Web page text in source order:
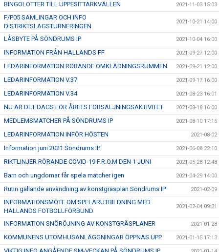
BINGOLOTTER TILL UPPESITTARKVÄLLEN 2021-11-03 15:03
F/P05 SAMLINGAR OCH INFO
DISTRIKTSLAGSTURNERINGEN
2021-10-21 14:00
LÅSBYTE PÅ SÖNDRUMS IP 2021-10-04 16:00
INFORMATION FRÅN HALLANDS FF 2021-09-27 12:00
LEDARINFORMATION RÖRANDE OMKLÄDNINGSRUMMEN 2021-09-21 12:00
LEDARINFORMATION V.37 2021-09-17 16:00
LEDARINFORMATION V.34 2021-08-23 16:01
NU ÄR DET DAGS FÖR ÅRETS FÖRSÄLJNINGSAKTIVITET 2021-08-18 16:00
MEDLEMSMATCHER PÅ SÖNDRUMS IP 2021-08-10 17:15
LEDARINFORMATION INFÖR HÖSTEN 2021-08-02
Information juni 2021 Söndrums IP 2021-06-08 22:10
RIKTLINJER RÖRANDE COVID-19 F.R.O.M DEN 1 JUNI 2021-05-28 12:48
Barn och ungdomar får spela matcher igen 2021-04-29 14:00
Rutin gällande användning av konstgräsplan Söndrums IP 2021-02-09
INFORMATIONSMÖTE OM SPELARUTBILDNING MED
HALLANDS FOTBOLLFÖRBUND
2021-02-04 09:31
INFORMATION SNÖRÖJNING AV KONSTGRÄSPLANER 2021-01-28
KOMMUNENS UTOMHUSANLÄGGNINGAR ÖPPNAS UPP 2021-01-15 17:13